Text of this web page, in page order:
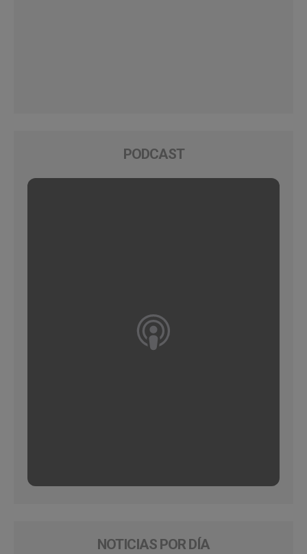
PODCAST
NOTICIAS POR DÍA